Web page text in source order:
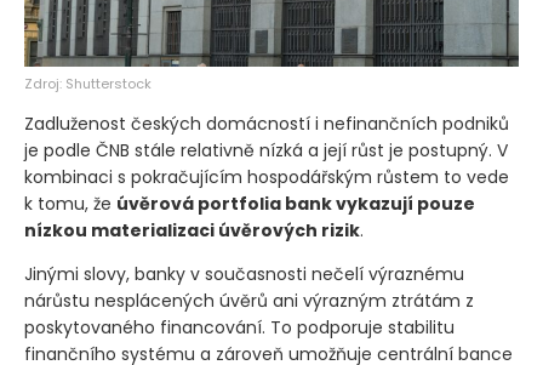
Zdroj: Shutterstock
Zadluženost českých domácností i nefinančních podniků
je podle ČNB stále relativně nízká a její růst je postupný. V
kombinaci s pokračujícím hospodářským růstem to vede
k tomu, že úvěrová portfolia bank vykazují pouze
nízkou materializaci úvěrových rizik.
Jinými slovy, banky v současnosti nečelí výraznému
nárůstu nesplácených úvěrů ani výrazným ztrátám z
poskytovaného financování. To podporuje stabilitu
finančního systému a zároveň umožňuje centrální bance